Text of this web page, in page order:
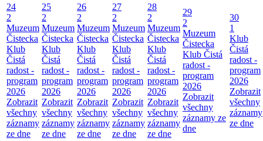
24
2
Muzeum
Čistecka
Klub
Čistá
radost -
program
2026
Zobrazit
všechny
záznamy
ze dne
25
2
Muzeum
Čistecka
Klub
Čistá
radost -
program
2026
Zobrazit
všechny
záznamy
ze dne
26
2
Muzeum
Čistecka
Klub
Čistá
radost -
program
2026
Zobrazit
všechny
záznamy
ze dne
27
2
Muzeum
Čistecka
Klub
Čistá
radost -
program
2026
Zobrazit
všechny
záznamy
ze dne
28
2
Muzeum
Čistecka
Klub
Čistá
radost -
program
2026
Zobrazit
všechny
záznamy
ze dne
29
2
Muzeum
Čistecka
Klub Čistá
radost -
program
2026
Zobrazit
všechny
záznamy ze
dne
30
1
Klub
Čistá
radost -
program
2026
Zobrazit
všechny
záznamy
ze dne